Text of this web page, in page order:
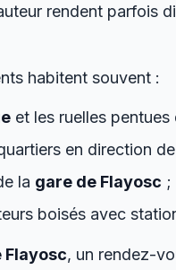
rendent parfois
habitent souvent :
et les ruelles pentues
en direction de
la gare de Flayosc ;
boisés avec
, un rendez-